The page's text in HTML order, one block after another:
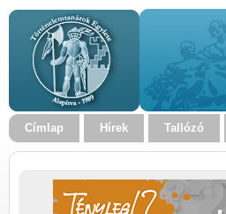
Címlap Hírek Tallózó